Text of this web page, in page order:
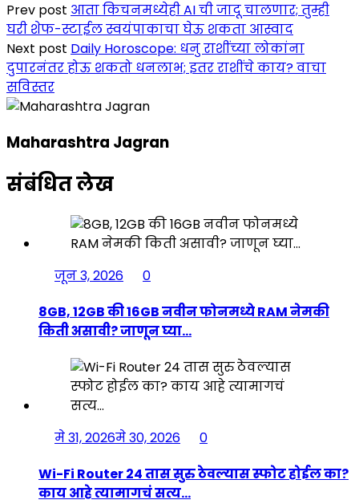
Prev post आता किचनमध्येही AI ची जादू चालणार; तुम्ही
घरी शेफ-स्टाईल स्वयंपाकाचा घेऊ शकता आस्वाद
Next post Daily Horoscope: धनु राशींच्या लोकांना
दुपारनंतर होऊ शकतो धनलाभ; इतर राशींचे काय? वाचा
सविस्तर
Maharashtra Jagran
संबंधित लेख
जून 3, 2026
0
8GB, 12GB की 16GB नवीन फोनमध्ये RAM नेमकी
किती असावी? जाणून घ्या…
मे 31, 2026मे 30, 2026
0
Wi-Fi Router 24 तास सुरु ठेवल्यास स्फोट होईल का?
काय आहे त्यामागचं सत्य…